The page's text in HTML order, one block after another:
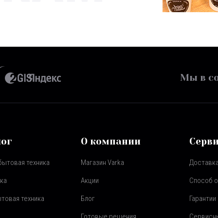
Мы в
техника
техника
О компании
Магазин Varka
Акции
Блог
Способ
Гарантии